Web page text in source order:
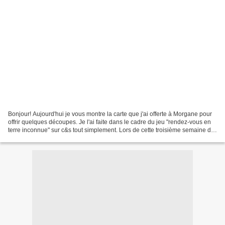
Bonjour! Aujourd'hui je vous montre la carte que j'ai offerte à Morgane pour
offrir quelques découpes. Je l'ai faite dans le cadre du jeu "rendez-vous en
terre inconnue" sur c&s tout simplement. Lors de cette troisième semaine de